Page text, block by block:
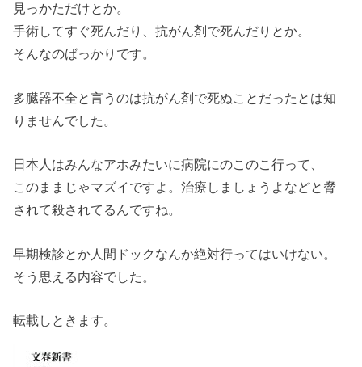
見っかただけとか。
手術してすぐ死んだり、抗がん剤で死んだりとか。
そんなのばっかりです。
多臓器不全と言うのは抗がん剤で死ぬことだったとは知
りませんでした。
日本人はみんなアホみたいに病院にのこのこ行って、
このままじゃマズイですよ。治療しましょうよなどと脅
されて殺されてるんですね。
早期検診とか人間ドックなんか絶対行ってはいけない。
そう思える内容でした。
転載しときます。